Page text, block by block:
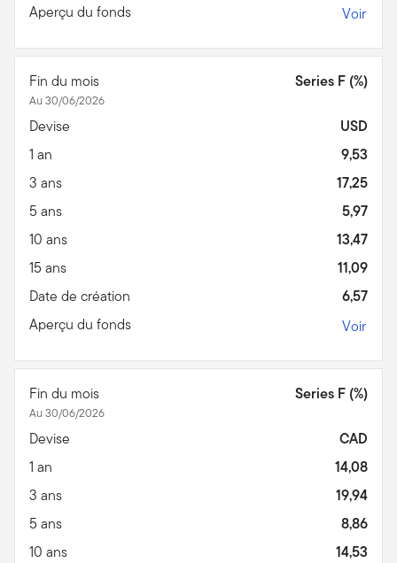
Aperçu du fonds
Voir
Fin du mois
Au 30/06/2026
Series F (%)
Devise
USD
1 an
9,53
3 ans
17,25
5 ans
5,97
10 ans
13,47
15 ans
11,09
Date de création
6,57
Aperçu du fonds
Voir
Fin du mois
Au 30/06/2026
Series F (%)
Devise
CAD
1 an
14,08
3 ans
19,94
5 ans
8,86
10 ans
14,53